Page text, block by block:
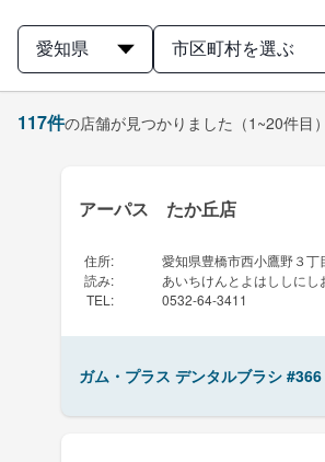
愛知県 市区町村を選ぶ
117件の店舗が見つかりました （1~20件目）
アーパス たか丘店
住所:
愛知県豊橋市西小鷹野３丁
読み:
あいちけんとよはししにし
TEL : 0532-64-3411
ガム・プラス デンタルブラシ